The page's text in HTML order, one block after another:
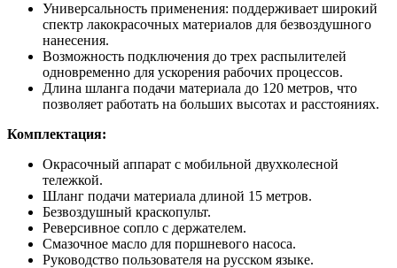
Универсальность применения: поддерживает широкий
спектр лакокрасочных материалов для безвоздушного
нанесения.
Возможность подключения до трех распылителей
одновременно для ускорения рабочих процессов.
Длина шланга подачи материала до 120 метров, что
позволяет работать на больших высотах и расстояниях.
Комплектация:
Окрасочный аппарат с мобильной двухколесной
тележкой.
Шланг подачи материала длиной 15 метров.
Безвоздушный краскопульт.
Реверсивное сопло с держателем.
Смазочное масло для поршневого насоса.
Руководство пользователя на русском языке.